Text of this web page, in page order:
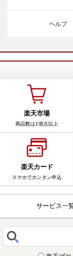
ヘルプ
楽天市場
商品数は1億点以上
楽天カード
スマホでカンタン申込
サービス一